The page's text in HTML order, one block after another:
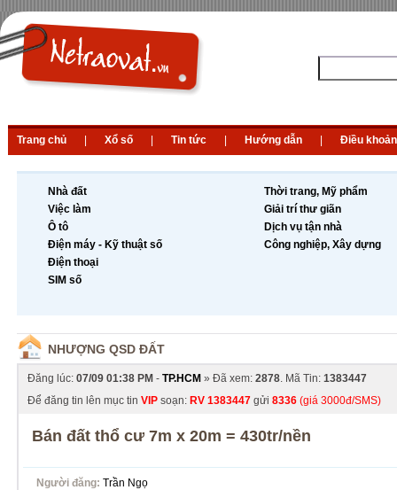
Trang chủ Xổ số Tin tức Hướng dẫn Điều khoản
Nhà đất
Việc làm
Ô tô
Điện máy - Kỹ thuật số
Điện thoại
SIM số
Thời trang, Mỹ phẩm
Giải trí thư giãn
Dịch vụ tận nhà
Công nghiệp, Xây dựng
NHƯỢNG QSD ĐẤT
Đăng lúc: 07/09 01:38 PM - TP.HCM » Đã xem: 2878. Mã Tin: 1383447
Để đăng tin lên mục tin VIP soạn: RV 1383447 gửi 8336 (giá 3000đ/SMS)
Bán đất thổ cư 7m x 20m = 430tr/nền
Người đăng: Trần Ngọ